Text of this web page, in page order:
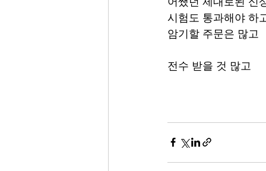
시험도 통과해야 하
암기할 주문은 많고
전수 받을 것 많고